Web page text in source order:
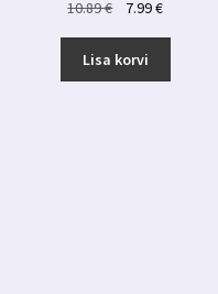
10.89€
Algne
oli:
10.89 €.
7.99€Praegune
7.99 €.
Lisa korvi